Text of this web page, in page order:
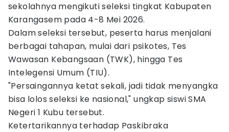
sekolahnya mengikuti seleksi tingkat Kabupaten
Karangasem pada 4-8 Mei 2026.
Dalam seleksi tersebut, peserta harus menjalani
berbagai tahapan, mulai dari psikotes, Tes
Wawasan Kebangsaan (TWK), hingga Tes
Intelegensi Umum (TIU).
"Persaingannya ketat sekali, jadi tidak menyangka
bisa lolos seleksi ke nasional," ungkap siswi SMA
Negeri 1 Kubu tersebut.
Ketertarikannya terhadap Paskibraka